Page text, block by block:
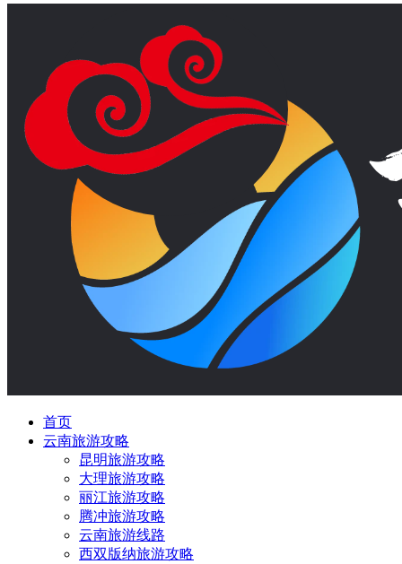
首页
云南旅游攻略
昆明旅游攻略
大理旅游攻略
丽江旅游攻略
腾冲旅游攻略
云南旅游线路
西双版纳旅游攻略